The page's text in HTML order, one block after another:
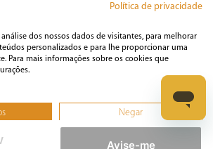
Avise-me
Política de privacidade
dos nossos dados de visitantes, para melhorar
personalizados e para lhe proporcionar uma
Para mais informações sobre os cookies que
Negar